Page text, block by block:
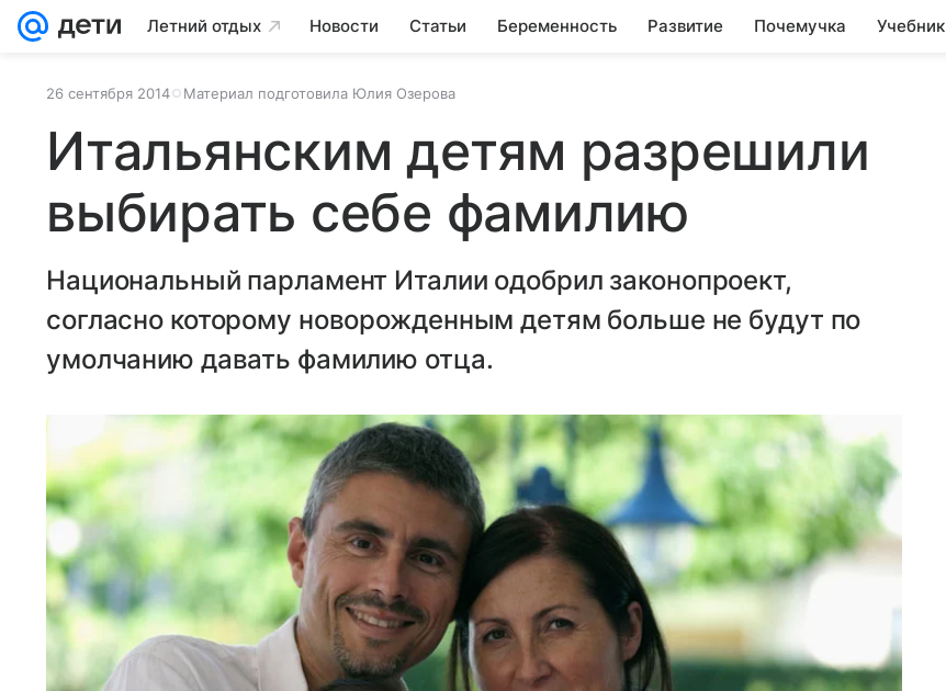
Летний отдых Новости Статьи Беременность Развитие Почемучка Учебник
26 сентября 2014 Материал подготовила Юлия Озерова
Итальянским детям разрешили
выбирать себе фамилию
Национальный парламент Италии одобрил законопроект,
согласно которому новорожденным детям больше не будут по
умолчанию давать фамилию отца.